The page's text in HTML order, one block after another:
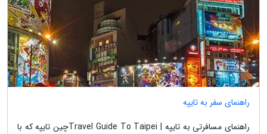
راهنمای سفر به تایپه
راهنمای مسافرتی به تایپه | Travel Guide To Taipeiچین تایپه که با